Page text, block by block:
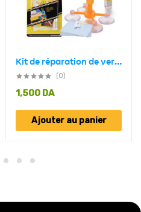
Kit de réparation de verre fissuré pare-brise de voiture
(0)
1,500 DA
Ajouter au panier